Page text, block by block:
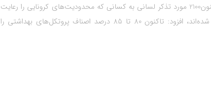
وی در ادامه با بیان اینکه از ابتدای فروردین‌ماه تا کنون2100 مورد تذکر لسانی به کسانی که محدودیت‌های کرونایی را رعایت
نکرده‌اند داده شده و 750 خودرو نیز اعمال قانون شده‌اند، افزود: تاکنون 80 تا 85 درصد اصناف پروتکل‌های بهداشتی را